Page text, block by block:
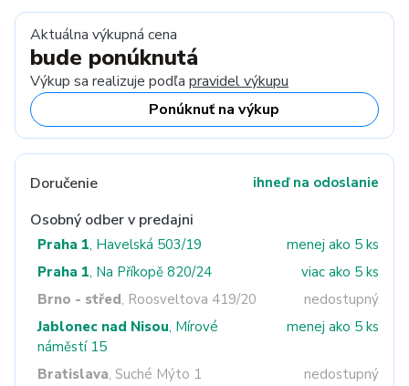
Aktuálna výkupná cena
bude ponúknutá
Výkup sa realizuje podľa pravidel výkupu
Ponúknuť na výkup
Doručenie ihneď na odoslanie
Osobný odber v predajni
Praha 1, Havelská 503/19
menej ako 5 ks
Praha 1, Na Příkopě 820/24
viac ako 5 ks
Brno - střed, Roosveltova 419/20
nedostupný
Jablonec nad Nisou, Mírové
náměstí 15
menej ako 5 ks
Bratislava, Suché Mýto 1 nedostupný